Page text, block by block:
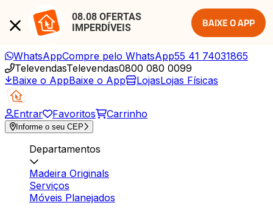
08.08 OFERTAS
IMPERDÍVEIS
BAIXE O APP
WhatsAppCompre pelo WhatsApp55 41 74031865
TelevendasTelevendas0800 080 0099
Baixe o AppBaixe o App LojasLojas Físicas
Entrar Favoritos Carrinho
Informe o seu CEP
Departamentos
Madeira Originals
Serviços
Móveis Planejados